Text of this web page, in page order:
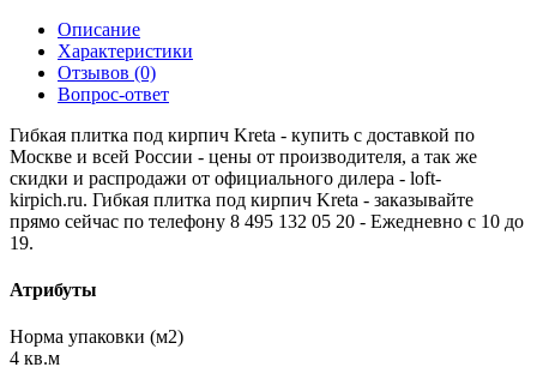
Описание
Характеристики
Отзывов (0)
Вопрос-ответ
Гибкая плитка под кирпич Kreta - купить с доставкой по
Москве и всей России - цены от производителя, а так же
скидки и распродажи от официального дилера - loft-
kirpich.ru. Гибкая плитка под кирпич Kreta - заказывайте
прямо сейчас по телефону 8 495 132 05 20 - Ежедневно с 10 до
19.
Атрибуты
Норма упаковки (м2)
4 кв.м